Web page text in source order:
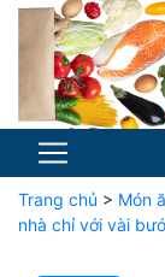
Trang chủ > Món
nhà chỉ với vài